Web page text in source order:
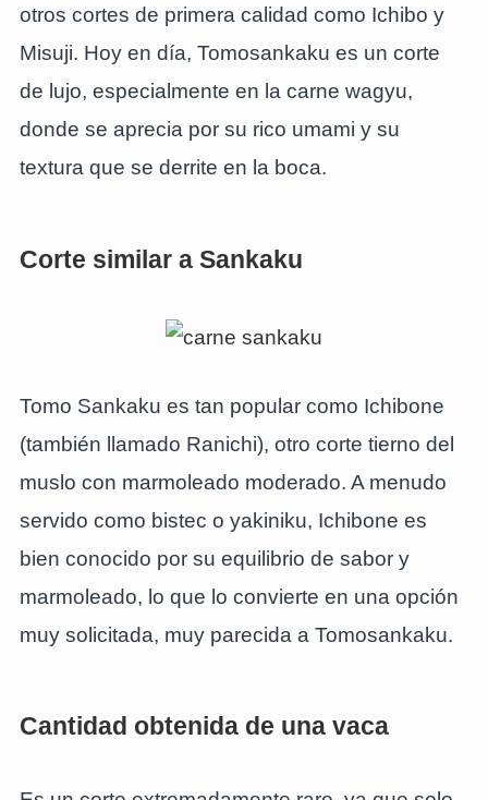
otros cortes de primera calidad como Ichibo y
Misuji. Hoy en día, Tomosankaku es un corte
de lujo, especialmente en la carne wagyu,
donde se aprecia por su rico umami y su
textura que se derrite en la boca.
Corte similar a Sankaku
Tomo Sankaku es tan popular como Ichibone
(también llamado Ranichi), otro corte tierno del
muslo con marmoleado moderado. A menudo
servido como bistec o yakiniku, Ichibone es
bien conocido por su equilibrio de sabor y
marmoleado, lo que lo convierte en una opción
muy solicitada, muy parecida a Tomosankaku.
Cantidad obtenida de una vaca